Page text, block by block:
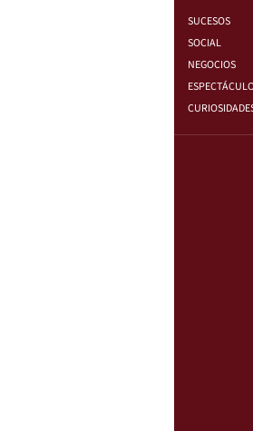
SUCESOS
SOCIAL
NEGOCIOS